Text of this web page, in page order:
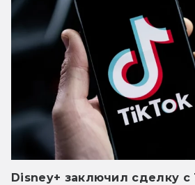
Disney+ заключил сделку с